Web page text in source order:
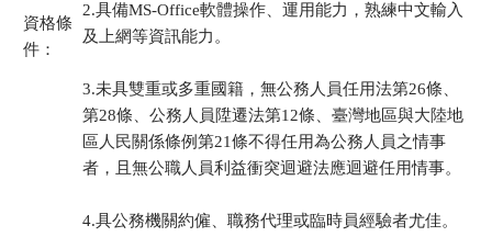
資格條
件：
2.具備MS-Office軟體操作、運用能力，熟練中文輸入
及上網等資訊能力。
3.未具雙重或多重國籍，無公務人員任用法第26條、
第28條、公務人員陞遷法第12條、臺灣地區與大陸地
區人民關係條例第21條不得任用為公務人員之情事
者，且無公職人員利益衝突迴避法應迴避任用情事。
4.具公務機關約僱、職務代理或臨時員經驗者尤佳。